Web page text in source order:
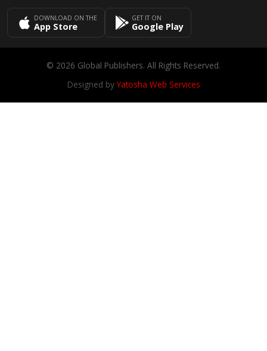
DOWNLOAD ON THE
App Store
GET IT ON
Google Play
© 2026 Global Publishers. All Rights Reserved.
Designed byYatosha Web Services